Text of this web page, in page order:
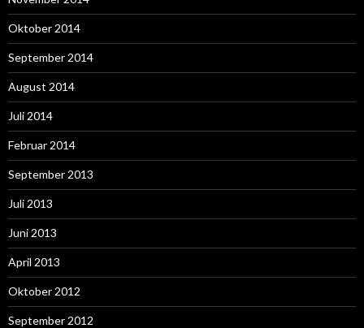
Oktober 2014
September 2014
August 2014
Juli 2014
Februar 2014
September 2013
Juli 2013
Juni 2013
April 2013
Oktober 2012
September 2012